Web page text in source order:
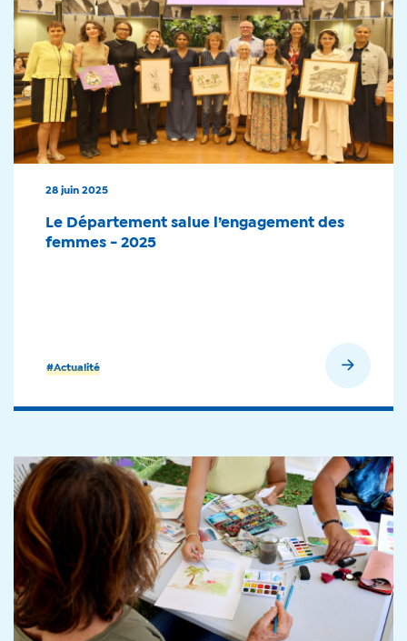
#Actualité
28 juin 2025
Le Département salue l’engagement des
femmes - 2025